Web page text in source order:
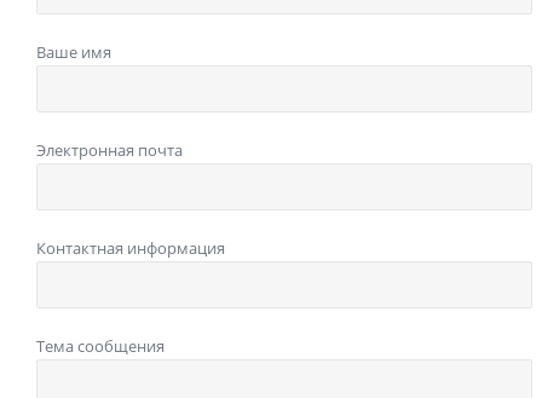
Ваше имя
Электронная почта
Контактная информация
Тема сообщения